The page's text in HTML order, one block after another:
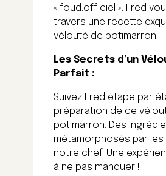
« foud.officiel ». Fred
travers une recette
vélouté de potimarron.
Les Secrets d’un
Parfait :
Suivez Fred étape par
préparation de ce
potimarron. Des
métamorphosés par les
notre chef. Une
à ne pas manquer !